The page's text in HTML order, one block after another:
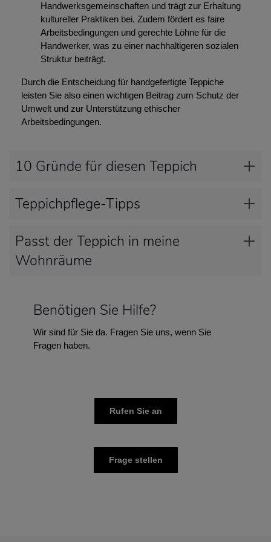
Handwerksgemeinschaften und trägt zur Erhaltung
kultureller Praktiken bei. Zudem fördert es faire
Arbeitsbedingungen und gerechte Löhne für die
Handwerker, was zu einer nachhaltigeren sozialen
Struktur beiträgt.
Durch die Entscheidung für handgefertigte Teppiche
leisten Sie also einen wichtigen Beitrag zum Schutz der
Umwelt und zur Unterstützung ethischer
Arbeitsbedingungen.
10 Gründe für diesen Teppich
Teppichpflege-Tipps
Passt der Teppich in meine
Wohnräume
Benötigen Sie Hilfe?
Wir sind für Sie da. Fragen Sie uns, wenn Sie
Fragen haben.
Rufen Sie an
Frage stellen